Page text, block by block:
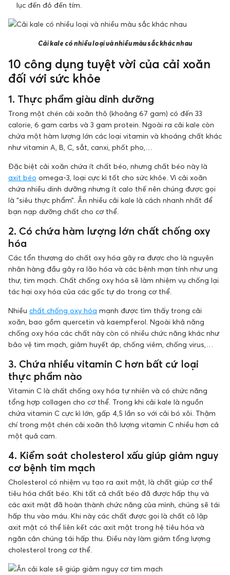
lục đến đỏ đến tím.
Cải kale có nhiều loại và nhiều màu sắc khác nhau
10 công dụng tuyệt vời của cải xoăn
đối với sức khỏe
1. Thực phẩm giàu dinh dưỡng
Trong một chén cải xoăn thô (khoảng 67 gam) có đến 33
calorie, 6 gam carbs và 3 gam protein. Ngoài ra cải kale còn
chứa một hàm lượng lớn các loại vitamin và khoáng chất khác
như vitamin A, B, C, sắt, canxi, phốt pho,…
Đặc biệt cải xoăn chứa ít chất béo, nhưng chất béo này là
axit béo omega-3, loại cực kì tốt cho sức khỏe. Vì cải xoăn
chứa nhiều dinh dưỡng nhưng ít calo thế nên chúng được gọi
là “siêu thực phẩm”. Ăn nhiều cải kale là cách nhanh nhất để
bạn nạp dưỡng chất cho cơ thể.
2. Có chứa hàm lượng lớn chất chống oxy
hóa
Các tổn thương do chất oxy hóa gây ra được cho là nguyên
nhân hàng đầu gây ra lão hóa và các bệnh mạn tính như ung
thư, tim mạch. Chất chống oxy hóa sẽ làm nhiệm vụ chống lại
tác hại oxy hóa của các gốc tự do trong cơ thể.
Nhiều chất chống oxy hóa mạnh được tìm thấy trong cải
xoăn, bao gồm quercetin và kaempferol. Ngoài khả năng
chống oxy hóa các chất này còn có nhiều chức năng khác như
bảo vệ tim mạch, giảm huyết áp, chống viêm, chống virus,…
3. Chứa nhiều vitamin C hơn bất cứ loại
thực phẩm nào
Vitamin C là chất chống oxy hóa tự nhiên và có chức năng
tổng hợp collagen cho cơ thể. Trong khi cải kale là nguồn
chứa vitamin C cực kì lớn, gấp 4,5 lần so với cải bó xôi. Thậm
chí trong một chén cải xoăn thô lượng vitamin C nhiều hơn cả
một quả cam.
4. Kiểm soát cholesterol xấu giúp giảm nguy
cơ bệnh tim mạch
Cholesterol có nhiệm vụ tạo ra axit mật, là chất giúp cơ thể
tiêu hóa chất béo. Khi tất cả chất béo đã được hấp thụ và
các axit mật đã hoàn thành chức năng của mình, chúng sẽ tái
hấp thu vào máu. Khi này các chất được gọi là chất cô lập
axit mật có thể liên kết các axit mật trong hệ tiêu hóa và
ngăn cản chúng tái hấp thu. Điều này làm giảm tổng lượng
cholesterol trong cơ thể.